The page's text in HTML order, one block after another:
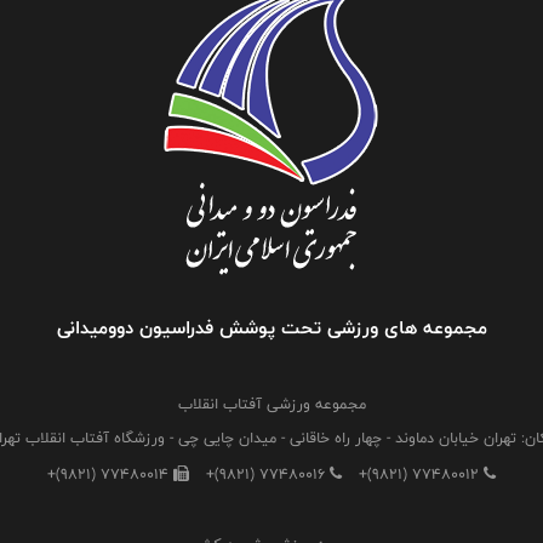
مجموعه های ورزشی تحت پوشش فدراسیون دوومیدانی
مجموعه ورزشی آفتاب انقلاب
تهران خیابان دماوند - چهار راه خاقانی - میدان چایی چی - ورزشگاه آفتاب انقلاب
+(9821) 77480012
+(9821) 77480016
+(9821) 77480014